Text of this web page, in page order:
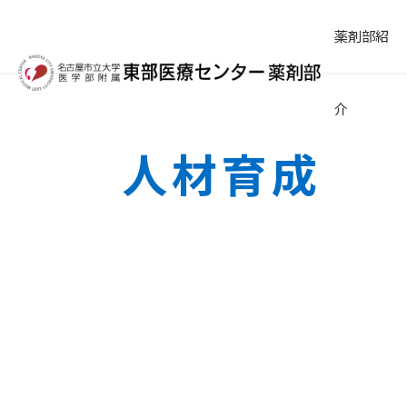
薬剤部紹
介
人材育成